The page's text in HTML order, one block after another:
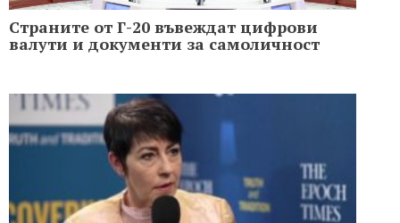
Страните от Г-20 въвеждат цифрови
валути и документи за самоличност